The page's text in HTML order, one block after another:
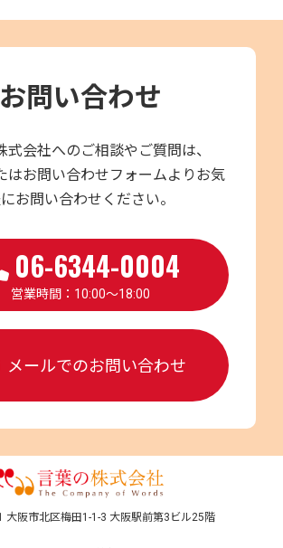
お問い合わせ
式会社へのご相談やご質問は、
はお問い合わせフォームよりお気
お問い合わせください。
06-6344-0004
営業時間：10:00～18:00
メールでのお問い合わせ
大阪市北区梅田1-1-3 大阪駅前第3ビル25階